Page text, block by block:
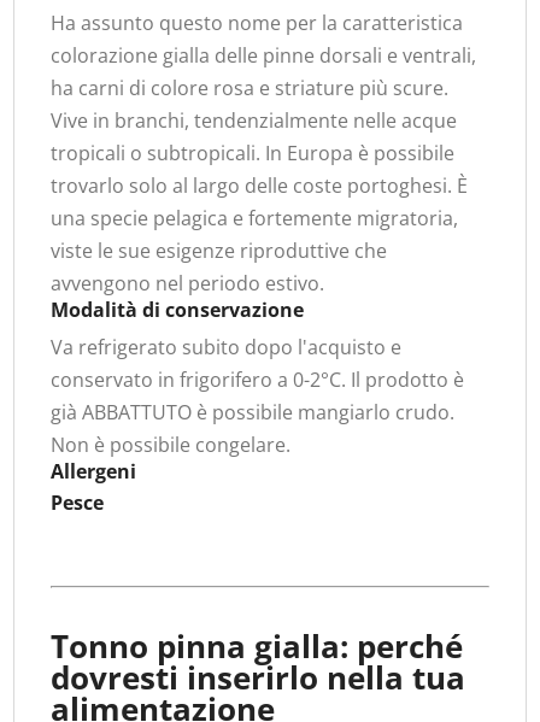
Ha assunto questo nome per la caratteristica
colorazione gialla delle pinne dorsali e ventrali,
ha carni di colore rosa e striature più scure.
Vive in branchi, tendenzialmente nelle acque
tropicali o subtropicali. In Europa è possibile
trovarlo solo al largo delle coste portoghesi. È
una specie pelagica e fortemente migratoria,
viste le sue esigenze riproduttive che
avvengono nel periodo estivo.
Modalità di conservazione
Va refrigerato subito dopo l'acquisto e
conservato in frigorifero a 0-2°C. Il prodotto è
già ABBATTUTO è possibile mangiarlo crudo.
Non è possibile congelare.
Allergeni
Pesce
Tonno pinna gialla: perché
dovresti inserirlo nella tua
alimentazione